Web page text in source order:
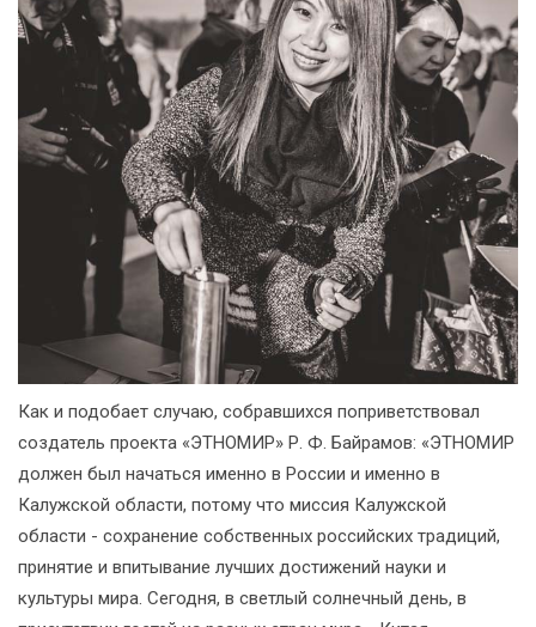
Как и подобает случаю, собравшихся поприветствовал
создатель проекта «ЭТНОМИР» Р. Ф. Байрамов: «ЭТНОМИР
должен был начаться именно в России и именно в
Калужской области, потому что миссия Калужской
области - сохранение собственных российских традиций,
принятие и впитывание лучших достижений науки и
культуры мира. Сегодня, в светлый солнечный день, в